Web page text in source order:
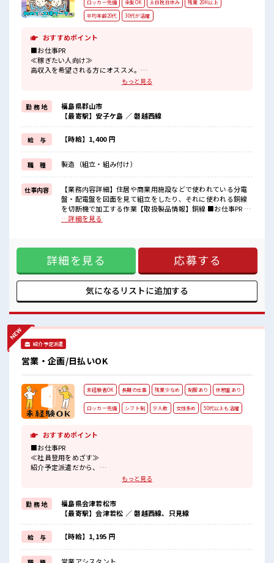
ロッカー完備
染髪OK 土日祝日休み
残業 20H以上
平均年齢20代
30代が活躍
おすすめポイント
■お仕事PR
≪稼ぎたい人向け≫
高収入を希望される方にオススメ。
残業は月20時間以上あります♪
週末は家族や友人と一緒にプライベート満喫！
≪ヘアカラーOKで自由な雰囲気の職場≫
明るすぎたり奇抜でなければ基本的に自由！
(規定有)≪動きやすい制服アリ≫
制服があるので、
毎日の服装の悩み解消♪
≪未経験でも活躍できる≫
新しいことにチャレンジするのは不安だけど、
しっかり働く環境が整っています！
イチからスキルUP・ステップUP目指していきましょう！
■職場の雰囲気
派手すぎなければ多少のヘアカラーもOKなのはウレシイPoint☆
のんびりスマホチェック♪
もっと見る
勤 務 地
福島県郡山市
【最寄駅】安子ケ島 ／ 磐越西線
給 与 【時給】1,400 円
職 種 製造（組立・組み付け）
仕事内容
【業務内容詳細】住居や商業用施設などで使われている分電
盤・配電盤を図面を見て組立をしたり、それに使われる銅線
を切断機で加工する作業【取扱製品情報】銅線 ■お仕事PR ≪
稼ぎたい人向け≫ 高収入を希望される方にオススメ。 残業は
職場≫ 明るすぎたり奇抜でなければ基本的に自由！ (規定
有)≪動きやすい制服アリ≫ 制服があるので、 毎日の服装の
悩み解消♪ ≪未経験でも活躍できる≫ 新しいことにチャレン
ジするのは不安だけど、 しっかり働く環境が整っています！
イチからスキルUP・ステップUP目指していきましょう！ ■
職場の雰囲気 派手すぎなければ多少のヘアカラーもOKなのは
る職場！ 休憩室で自分タイム！ のんびりスマホチェック♪
…詳細を見る
詳細を見る 応募する
気になるリストに追加する
紹介予定派遣
営業・企画/日払いOK
未経験者OK 長期の仕事 残業少なめ 制服あり 休憩室あり
ロッカー完備 シフト制 少人数 女性多め 50代以上も活躍
おすすめポイント
■お仕事PR
≪社員登用をめざす≫
紹介予定派遣だから、
自分に職場が合うかお試しできるのがポイント☆
もちろん男性の応募も歓迎ですよ！
≪プライベートが充実する≫
場合によってはお願いすることもありますが、
残業はほとんどナシ！
≪動きやすい制服アリ≫
制服があるので、
毎日の服装の悩み解消♪
もっと見る
勤 務 地
福島県会津若松市
【最寄駅】会津若松 ／ 磐越西線、只見線
給 与 【時給】1,195 円